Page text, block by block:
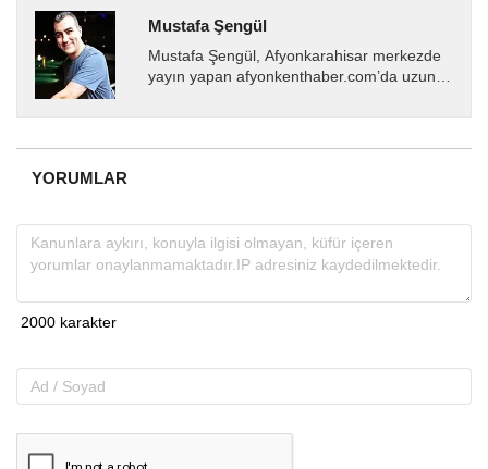
Mustafa Şengül
Mustafa Şengül, Afyonkarahisar merkezde
yayın yapan afyonkenthaber.com’da uzun
almakta, haber akışı...
YORUMLAR